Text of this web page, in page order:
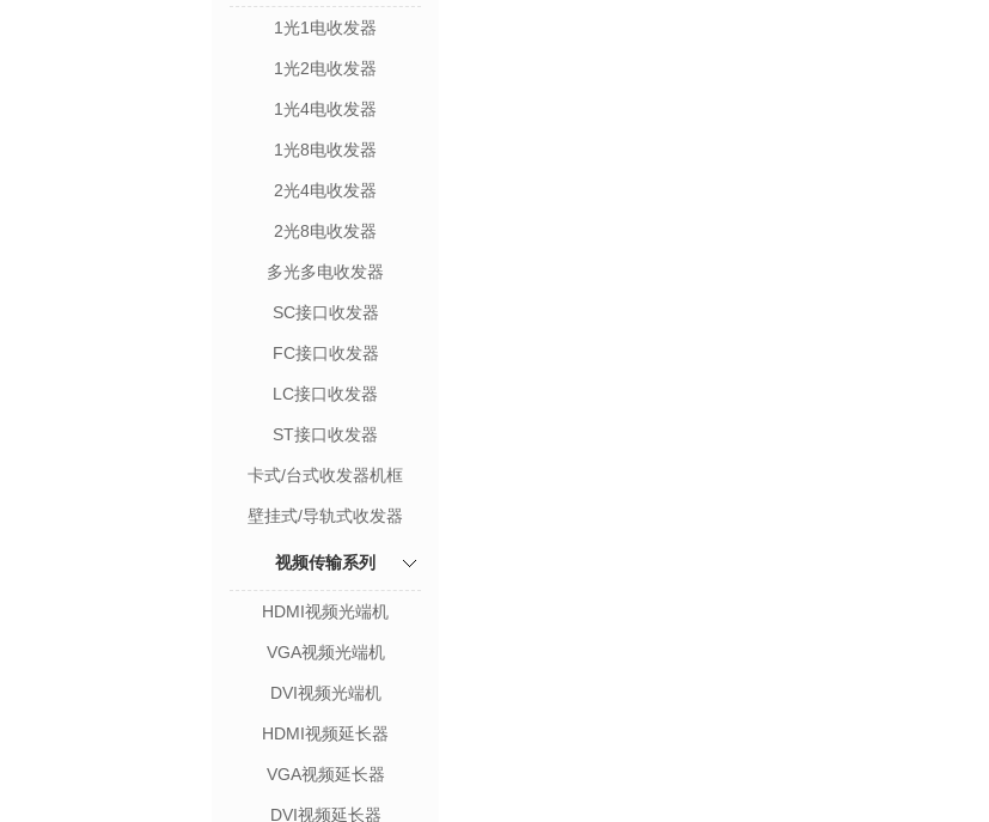
1光1电收发器
1光2电收发器
1光4电收发器
1光8电收发器
2光4电收发器
2光8电收发器
多光多电收发器
SC接口收发器
FC接口收发器
LC接口收发器
ST接口收发器
卡式/台式收发器机框
壁挂式/导轨式收发器
视频传输系列
HDMI视频光端机
VGA视频光端机
DVI视频光端机
HDMI视频延长器
VGA视频延长器
DVI视频延长器